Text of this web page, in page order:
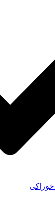
خوراکی